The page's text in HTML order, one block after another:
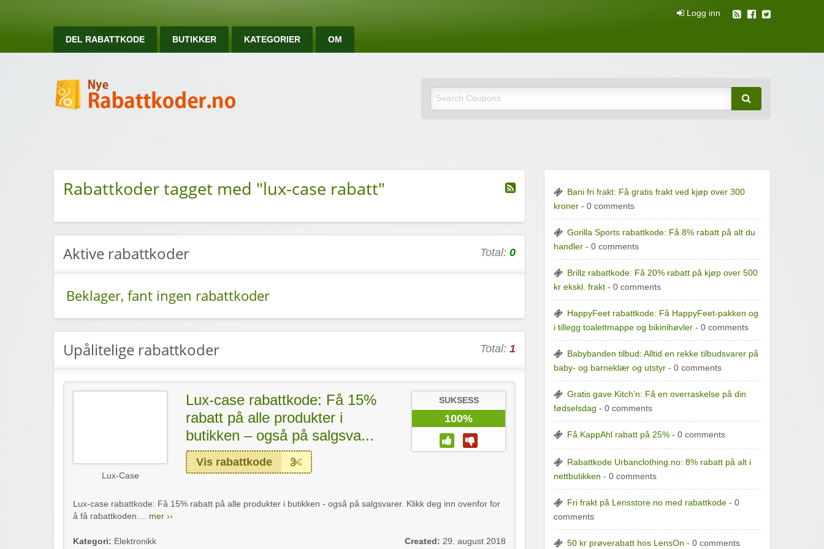
Logg inn
DEL RABATTKODE BUTIKKER KATEGORIER OM
Nye rabattkoder og rabattkuponger
Rabattkoder tagget med "lux-case rabatt"
Aktive rabattkoder Total: 0
Beklager, fant ingen rabattkoder
Upålitelige rabattkoder Total: 1
Lux-Case
Lux-case rabattkode: Få 15%
rabatt på alle produkter i
butikken – også på salgsva...
Vis rabattkode
SUKSESS
100%
Lux-case rabattkode: Få 15% rabatt på alle produkter i butikken - også på salgsvarer. Klikk deg inn ovenfor for
å få rabattkoden.... mer ››
Kategori: Elektronikk Created: 29. august 2018
Bani fri frakt: Få gratis frakt ved kjøp over 300
kroner - 0 comments
Gorilla Sports rabattkode: Få 8% rabatt på alt du
handler - 0 comments
Brillz rabattkode: Få 20% rabatt på kjøp over 500
kr ekskl. frakt - 0 comments
HappyFeet rabattkode: Få HappyFeet-pakken og
i tillegg toalettmappe og bikinihøvler - 0 comments
Babybanden tilbud: Alltid en rekke tilbudsvarer på
baby- og barneklær og utstyr - 0 comments
Gratis gave Kitch’n: Få en overraskelse på din
fødselsdag - 0 comments
Få KappAhl rabatt på 25% - 0 comments
Rabattkode Urbanclothing.no: 8% rabatt på alt i
nettbutikken - 0 comments
Fri frakt på Lensstore.no med rabattkode - 0
comments
50 kr prøverabatt hos LensOn - 0 comments